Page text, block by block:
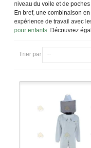
niveau du voile et de
En bref, une combinaison en
expérience de travail avec
pour enfants. Découvrez
Trier par --